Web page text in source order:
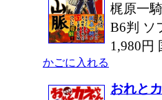
梶原一
B6判 ソ
1,980円
かごに入れる
おれと